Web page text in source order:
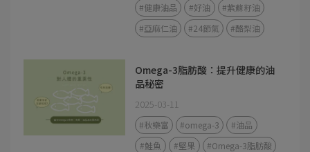
#健康油品
#好油
#紫蘇籽油
#亞麻仁油
#24節氣 #酪梨油
Omega-3脂肪酸：提升健康的油
品秘密
2025-03-11
#秋樂富 #omega-3
#油品
#鮭魚
#堅果
#Omega-3脂肪酸